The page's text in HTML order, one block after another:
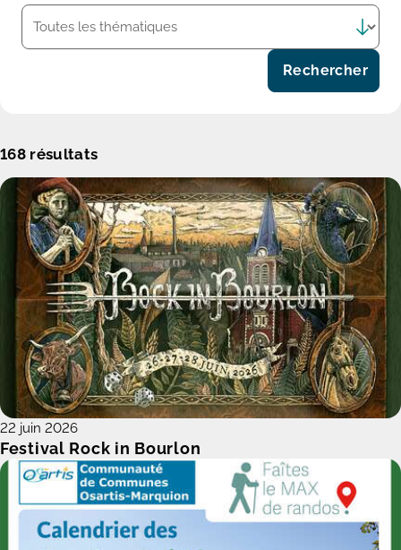
Rechercher
168 résultats
Festival Rock in Bourlon
22 juin 2026